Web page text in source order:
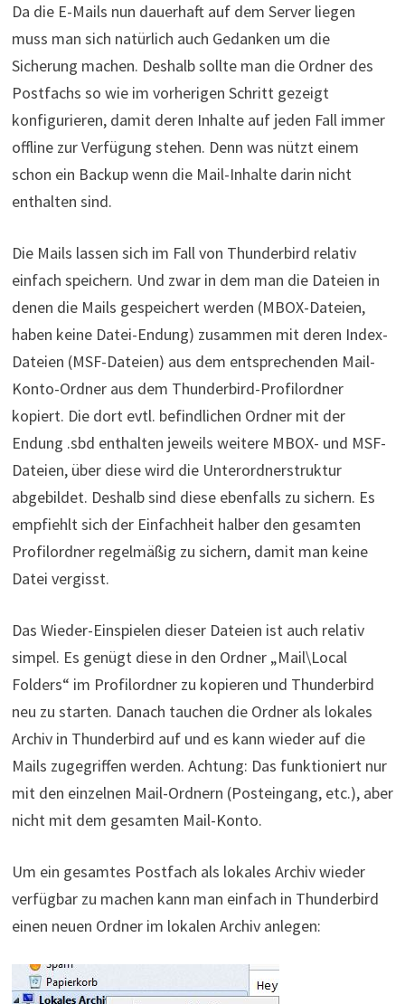
Da die E-Mails nun dauerhaft auf dem Server liegen
muss man sich natürlich auch Gedanken um die
Sicherung machen. Deshalb sollte man die Ordner des
Postfachs so wie im vorherigen Schritt gezeigt
konfigurieren, damit deren Inhalte auf jeden Fall immer
offline zur Verfügung stehen. Denn was nützt einem
schon ein Backup wenn die Mail-Inhalte darin nicht
enthalten sind.
Die Mails lassen sich im Fall von Thunderbird relativ
einfach speichern. Und zwar in dem man die Dateien in
denen die Mails gespeichert werden (MBOX-Dateien,
haben keine Datei-Endung) zusammen mit deren Index-
Dateien (MSF-Dateien) aus dem entsprechenden Mail-
Konto-Ordner aus dem Thunderbird-Profilordner
kopiert. Die dort evtl. befindlichen Ordner mit der
Endung .sbd enthalten jeweils weitere MBOX- und MSF-
Dateien, über diese wird die Unterordnerstruktur
abgebildet. Deshalb sind diese ebenfalls zu sichern. Es
empfiehlt sich der Einfachheit halber den gesamten
Profilordner regelmäßig zu sichern, damit man keine
Datei vergisst.
Das Wieder-Einspielen dieser Dateien ist auch relativ
simpel. Es genügt diese in den Ordner „Mail\Local
Folders“ im Profilordner zu kopieren und Thunderbird
neu zu starten. Danach tauchen die Ordner als lokales
Archiv in Thunderbird auf und es kann wieder auf die
Mails zugegriffen werden. Achtung: Das funktioniert nur
mit den einzelnen Mail-Ordnern (Posteingang, etc.), aber
nicht mit dem gesamten Mail-Konto.
Um ein gesamtes Postfach als lokales Archiv wieder
verfügbar zu machen kann man einfach in Thunderbird
einen neuen Ordner im lokalen Archiv anlegen: